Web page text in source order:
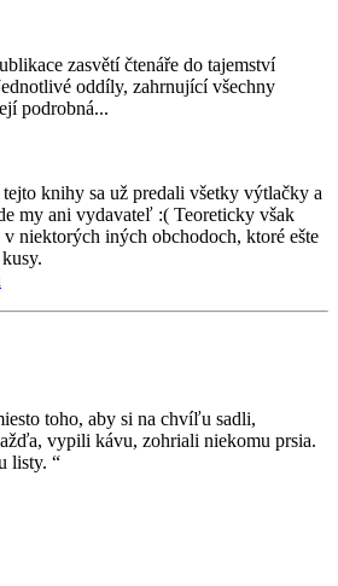
zasvětí čtenáře do tajemství
oddíly, zahrnující všechny
podrobná...
knihy sa už predali všetky výtlačky a
my ani vydavateľ :( Teoreticky však
niektorých iných obchodoch, ktoré ešte
toho, aby si na chvíľu sadli,
vypili kávu, zohriali niekomu prsia.
listy.